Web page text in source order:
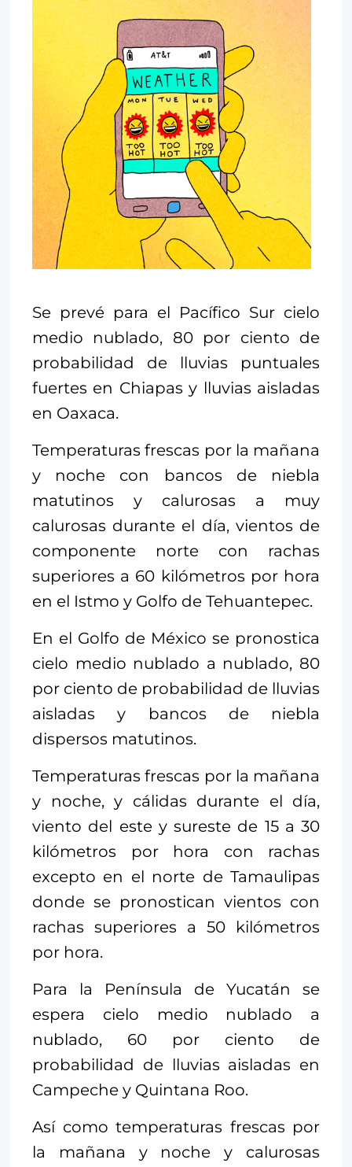
Se prevé para el Pacífico Sur cielo
medio nublado, 80 por ciento de
probabilidad de lluvias puntuales
fuertes en Chiapas y lluvias aisladas
en Oaxaca.
Temperaturas frescas por la mañana
y noche con bancos de niebla
matutinos y calurosas a muy
calurosas durante el día, vientos de
componente norte con rachas
superiores a 60 kilómetros por hora
en el Istmo y Golfo de Tehuantepec.
En el Golfo de México se pronostica
cielo medio nublado a nublado, 80
por ciento de probabilidad de lluvias
aisladas y bancos de niebla
dispersos matutinos.
Temperaturas frescas por la mañana
y noche, y cálidas durante el día,
viento del este y sureste de 15 a 30
kilómetros por hora con rachas
excepto en el norte de Tamaulipas
donde se pronostican vientos con
rachas superiores a 50 kilómetros
por hora.
Para la Península de Yucatán se
espera cielo medio nublado a
nublado, 60 por ciento de
probabilidad de lluvias aisladas en
Campeche y Quintana Roo.
Así como temperaturas frescas por
la mañana y noche y calurosas